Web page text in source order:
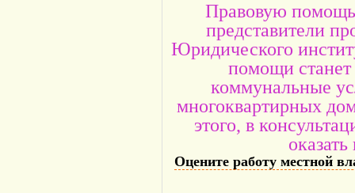
Правовую помощь
представители
Юридического
помощи
коммунальные
многоквартирных
этого, в
Оцените работу местной